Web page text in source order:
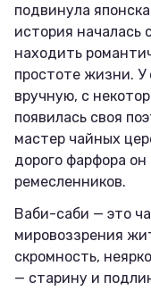
подвинула
история началась
находить
простоте жизни.
вручную, с
появилась своя
мастер чайных
дорого фарфора
ремесленников.
Ваби-саби — это
мировоззрения
скромность,
— старину и